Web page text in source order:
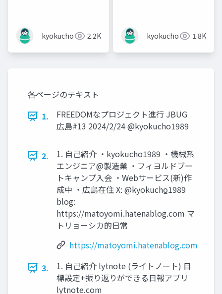
kyokucho19892.2K kyokucho19891.8K
各ページのテキスト
1.
FREEDOMなプロジェクト進行 JBUG
広島#13 2024/2/24 @kyokucho1989
2.
1. 自己紹介 ・kyokucho1989 ・機械系
エンジニア@製造業 ・フィヨルドブー
トキャンプ入会 ・Webサービス(新)作
成中 ・広島在住 X: @kyokucho̲1989
blog:
https://matoyomi.hatenablog.com マ
トリョーシカ的日常
https://matoyomi.hatenablog.com
3.
1. 自己紹介 lytnote (ライトノート) 目
標設定+振り返りができる日報アプリ
lytnote.com